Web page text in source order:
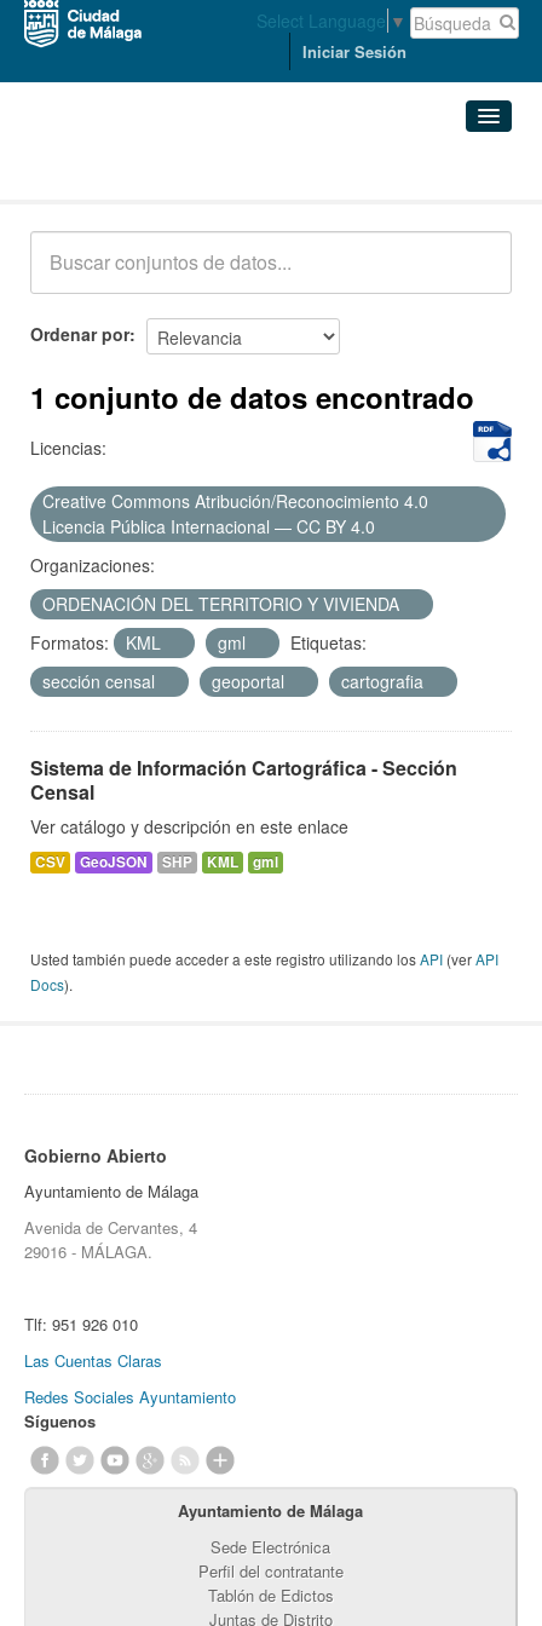
Select Language ▼
Iniciar Sesión
Acerca de
Ordenar por
1 conjunto de datos encontrado
Licencias:
Creative Commons Atribución/Reconocimiento 4.0
Licencia Pública Internacional — CC BY 4.0
Organizaciones:
ORDENACIÓN DEL TERRITORIO Y VIVIENDA
Formatos:
KML gml
Etiquetas:
sección censal
geoportal cartografia
Sistema de Información Cartográfica - Sección
Censal
Ver catálogo y descripción en este enlace
CSV GeoJSON SHP KML gml
Usted también puede acceder a este registro utilizando losAPI (verAPI
Docs).
Gobierno Abierto
Ayuntamiento de Málaga
Avenida de Cervantes, 4
29016 - MÁLAGA.
Tlf: 951 926 010
Las Cuentas Claras
Redes Sociales Ayuntamiento
Síguenos
Ayuntamiento de Málaga
Sede Electrónica
Perfil del contratante
Tablón de Edictos
Juntas de Distrito